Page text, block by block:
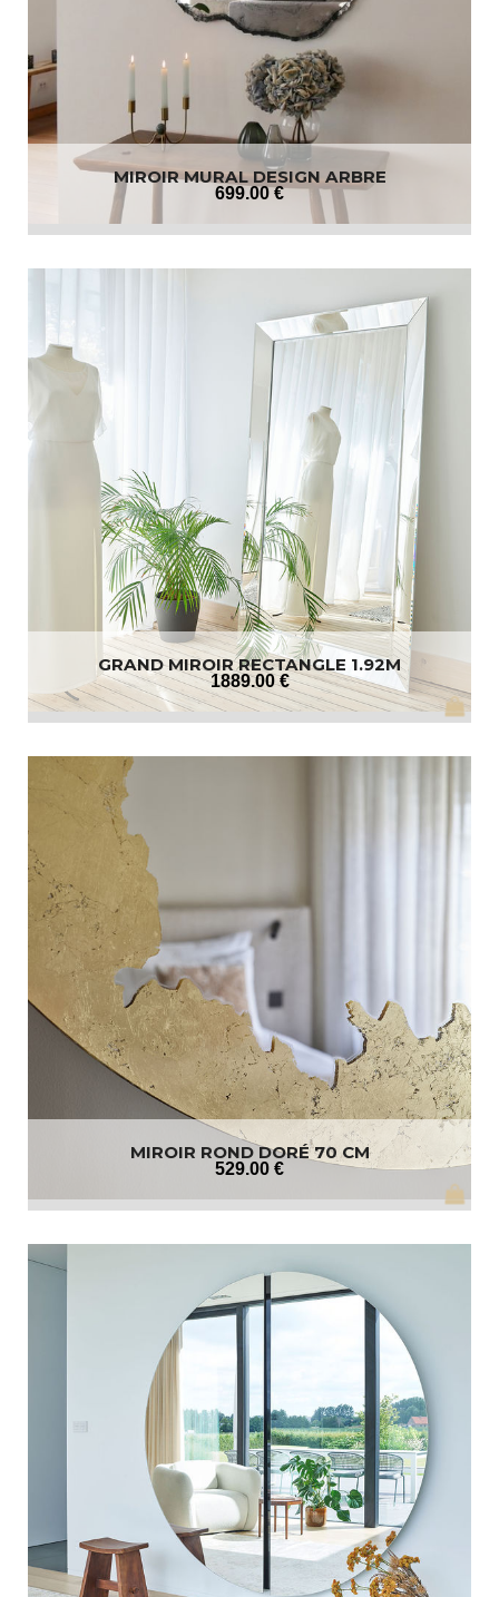
MIROIR MURAL DESIGN ARBRE
699.00 €
GRAND MIROIR RECTANGLE 1.92M
1889.00 €
MIROIR ROND DORÉ 70 CM
529.00 €